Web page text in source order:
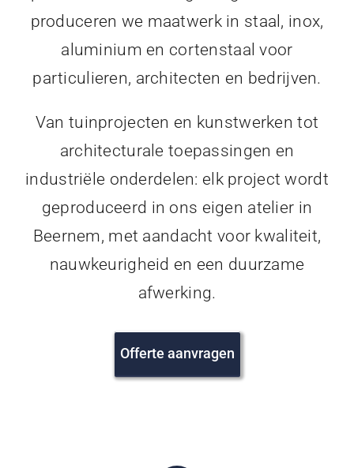
produceren we maatwerk in staal, inox,
aluminium en cortenstaal voor
particulieren, architecten en bedrijven.
Van tuinprojecten en kunstwerken tot
architecturale toepassingen en
industriële onderdelen: elk project wordt
geproduceerd in ons eigen atelier in
Beernem, met aandacht voor kwaliteit,
nauwkeurigheid en een duurzame
afwerking.
Offerte aanvragen